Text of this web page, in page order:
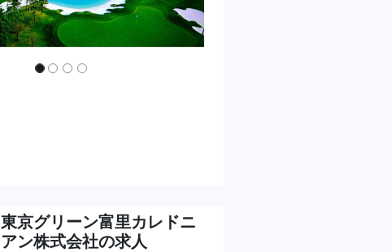
東京グリーン富里カレドニ
アン株式会社の求人